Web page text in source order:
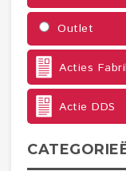
Outlet
Acties
Actie DDS